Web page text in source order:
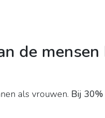
de
als vrouwen. Bij